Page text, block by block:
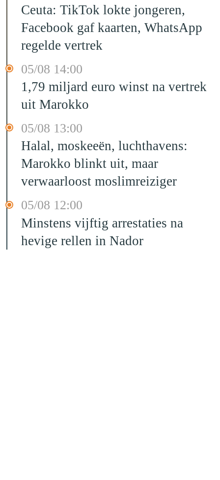
Ceuta: TikTok lokte jongeren,
Facebook gaf kaarten, WhatsApp
regelde vertrek
05/08 14:00
1,79 miljard euro winst na vertrek
uit Marokko
05/08 13:00
Halal, moskeeën, luchthavens:
Marokko blinkt uit, maar
verwaarloost moslimreiziger
05/08 12:00
Minstens vijftig arrestaties na
hevige rellen in Nador